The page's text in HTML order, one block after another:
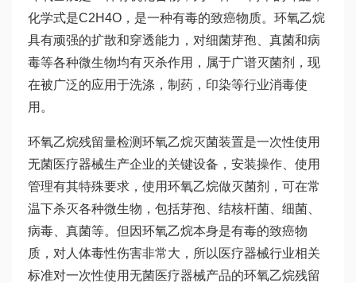
化学式是C2H4O，是一种有毒的致癌物质。环氧乙烷
具有顽强的扩散和穿透能力，对细菌芽孢、真菌和病
毒等各种微生物均有灭杀作用，属于广谱灭菌剂，现
在被广泛的应用于洗涤，制药，印染等行业消毒使
用。
环氧乙烷残留量检测环氧乙烷灭菌装置是一次性使用
无菌医疗器械生产企业的关键设备，安装操作、使用
管理有其特殊要求，使用环氧乙烷做灭菌剂，可在常
温下杀灭各种微生物，包括芽孢、结核杆菌、细菌、
病毒、真菌等。但因环氧乙烷本身是有毒的致癌物
质，对人体毒性伤害非常大，所以医疗器械行业相关
标准对一次性使用无菌医疗器械产品的环氧乙烷残留